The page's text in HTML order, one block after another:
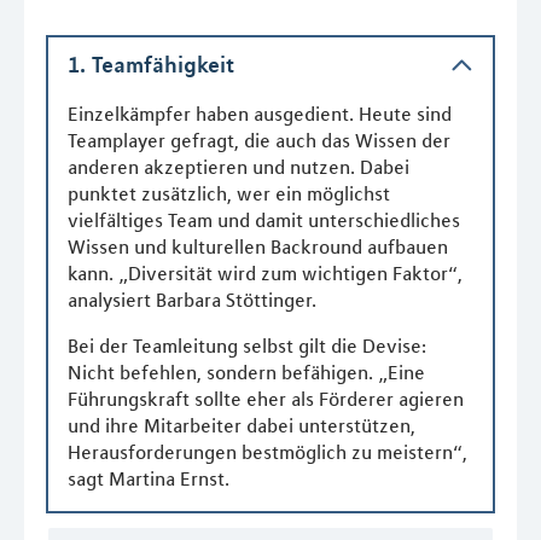
1. Teamfähigkeit
Einzelkämpfer haben ausgedient. Heute sind
Teamplayer gefragt, die auch das Wissen der
anderen akzeptieren und nutzen. Dabei
punktet zusätzlich, wer ein möglichst
vielfältiges Team und damit unterschiedliches
Wissen und kulturellen Backround aufbauen
kann. „Diversität wird zum wichtigen Faktor“,
analysiert Barbara Stöttinger.
Bei der Teamleitung selbst gilt die Devise:
Nicht befehlen, sondern befähigen. „Eine
Führungskraft sollte eher als Förderer agieren
und ihre Mitarbeiter dabei unterstützen,
Herausforderungen bestmöglich zu meistern“,
sagt Martina Ernst.